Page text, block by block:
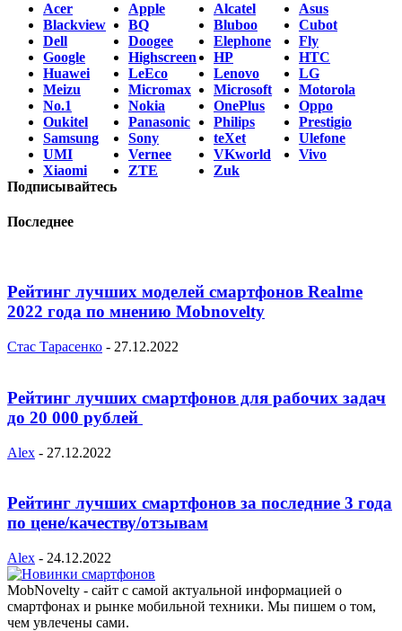
Acer Apple Alcatel
Asus
Blackview
BQ Bluboo
Cubot
Dell
Doogee Elephone
Fly
Google
Highscreen HP
HTC
Huawei
LeEco Lenovo
LG
Meizu
Micromax Microsoft
Motorola
No.1
Nokia OnePlus
Oppo
Oukitel
Panasonic Philips
Prestigio
Samsung
Sony teXet
Ulefone
UMI
Vernee VKworld
Vivo
Xiaomi
ZTE
Zuk
Подписывайтесь
Последнее
Рейтинг лучших моделей смартфонов Realme
2022 года по мнению Mobnovelty
Стас Тарасенко - 27.12.2022
Рейтинг лучших смартфонов для рабочих задач
до 20 000 рублей
Alex - 27.12.2022
Рейтинг лучших смартфонов за последние 3 года
по цене/качеству/отзывам
Alex - 24.12.2022
MobNovelty - сайт с самой актуальной информацией о
смартфонах и рынке мобильной техники. Мы пишем о том,
чем увлечены сами.